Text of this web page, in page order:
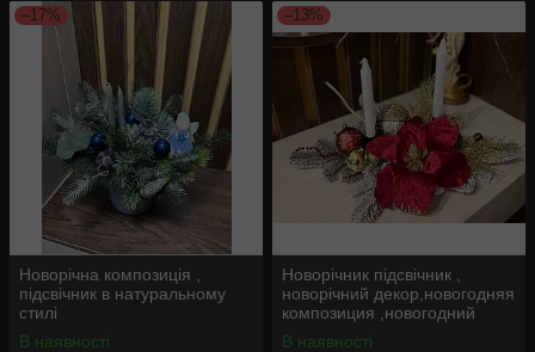
–17%
Новорічна композиція ,
підсвічник в натуральному
стилі
В наявності
–13%
Новорічник підсвічник ,
новорічний декор,новогодняя
композиция ,новогодний
подсвечник
В наявності